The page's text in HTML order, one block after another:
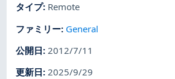
タイプ: Remote
ファミリー: General
公開日:2012/7/11
更新日:2025/9/29